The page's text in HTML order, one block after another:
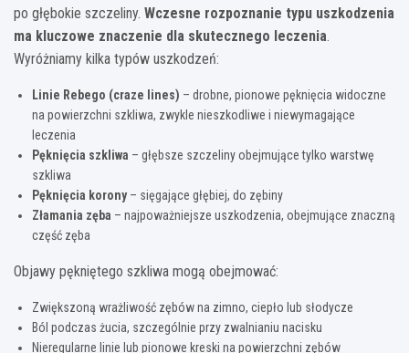
po głębokie szczeliny. Wczesne rozpoznanie typu uszkodzenia
ma kluczowe znaczenie dla skutecznego leczenia.
Wyróżniamy kilka typów uszkodzeń:
Linie Rebego (craze lines) – drobne, pionowe pęknięcia widoczne
na powierzchni szkliwa, zwykle nieszkodliwe i niewymagające
leczenia
Pęknięcia szkliwa – głębsze szczeliny obejmujące tylko warstwę
szkliwa
Pęknięcia korony– sięgające głębiej, do zębiny
Złamania zęba – najpoważniejsze uszkodzenia, obejmujące znaczną
część zęba
Objawy pękniętego szkliwa mogą obejmować:
Zwiększoną wrażliwość zębów na zimno, ciepło lub słodycze
Ból podczas żucia, szczególnie przy zwalnianiu nacisku
Nieregularne linie lub pionowe kreski na powierzchni zębów